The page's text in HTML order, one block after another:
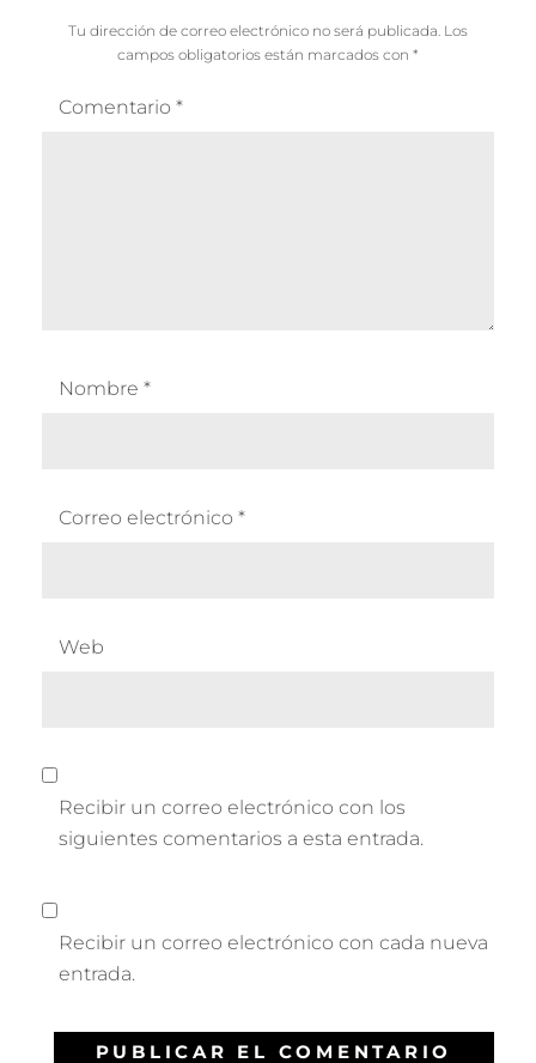
Tu dirección de correo electrónico no será publicada. Los
campos obligatorios están marcados con *
Comentario *
Nombre *
Correo electrónico *
Web
Recibir un correo electrónico con los
siguientes comentarios a esta entrada.
Recibir un correo electrónico con cada nueva
entrada.